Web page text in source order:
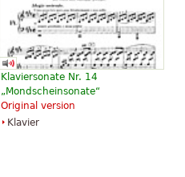
Symphonie Nr. 5 c-Moll op. 67
63,52 €
Piccolo, Horn, Trombone,
Percussion, Clarinet, Bassoon,
Klaviersonate Nr. 14
„Mondscheinsonate“
Original version
Klavier